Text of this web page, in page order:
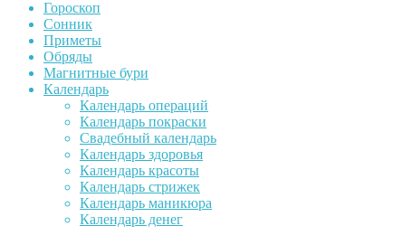
Гороскоп
Сонник
Приметы
Обряды
Магнитные бури
Календарь
Календарь операций
Календарь покраски
Свадебный календарь
Календарь здоровья
Календарь красоты
Календарь стрижек
Календарь маникюра
Календарь денег